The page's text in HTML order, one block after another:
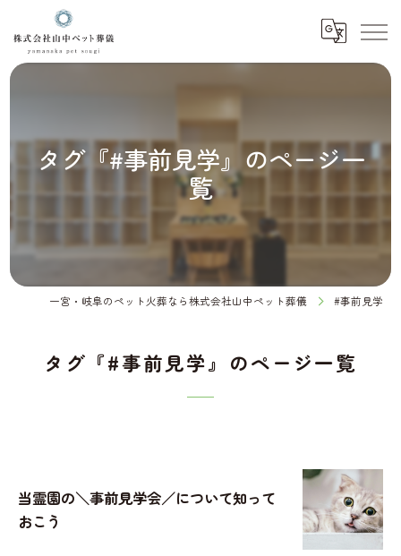
タグ『#事前見学』のページ一
覧
一宮・岐阜のペット火葬なら株式会社山中ペット葬儀 #事前見学
タグ『#事前見学』のページ一覧
当霊園の＼事前見学会／について知って
おこう